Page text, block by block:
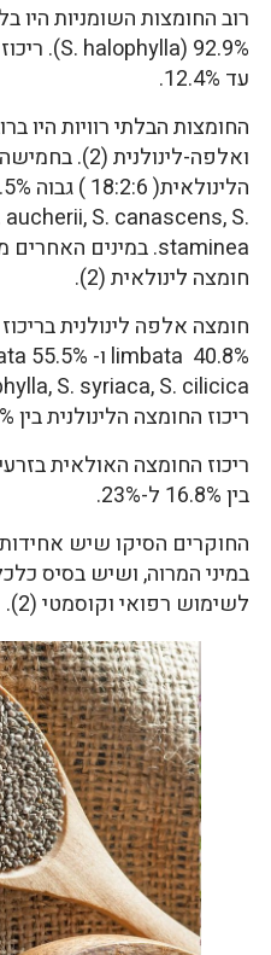
עד 12.4%.
החומצות הבלתי רוויות היו
ואלפה-
S. canascens, S.
חומצה לינולאית (2).
ריכוז החומצה הלינולנית בין 20.8% ל-36.6% (2).
ריכוז החומצה האולאית
בין 16.8% ל-23%.
החוקרים הסיקו שיש
במיני המרוה, ושיש בסיס
לשימוש רפואי וקוסמטי (2).